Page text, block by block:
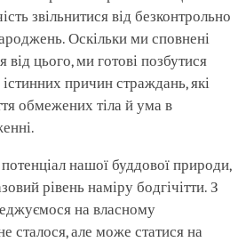
звільнитися від безконтрольно
Оскільки ми сповнені
від цього, ми готові позбутися
причин страждань, які
обмежених тіла й ума в
нашої буддової природи,
рівень наміру бодгічітти. З
на власному
сталося, але може статися на